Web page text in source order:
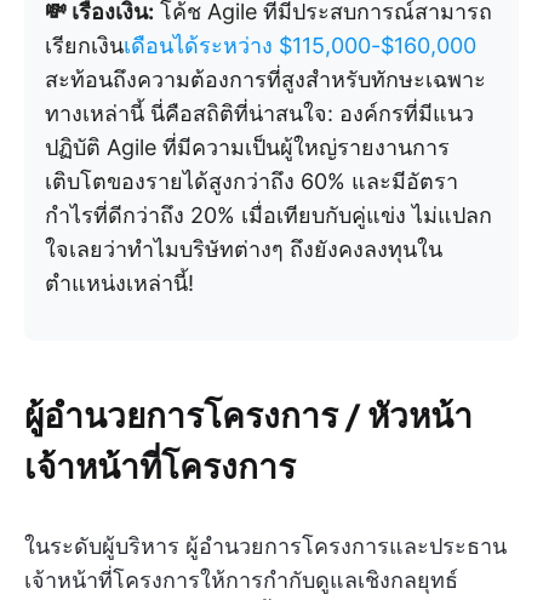
💸 เรื่องเงิน: โค้ช Agile ที่มีประสบการณ์สามารถ
เรียกเงินเดือนได้ระหว่าง $115,000-$160,000
สะท้อนถึงความต้องการที่สูงสำหรับทักษะเฉพาะ
ทางเหล่านี้ นี่คือสถิติที่น่าสนใจ: องค์กรที่มีแนว
ปฏิบัติ Agile ที่มีความเป็นผู้ใหญ่รายงานการ
เติบโตของรายได้สูงกว่าถึง 60% และมีอัตรา
กำไรที่ดีกว่าถึง 20% เมื่อเทียบกับคู่แข่ง ไม่แปลก
ใจเลยว่าทำไมบริษัทต่างๆ ถึงยังคงลงทุนใน
ตำแหน่งเหล่านี้!
ผู้อำนวยการโครงการ / หัวหน้า
เจ้าหน้าที่โครงการ
ในระดับผู้บริหาร ผู้อำนวยการโครงการและประธาน
เจ้าหน้าที่โครงการให้การกำกับดูแลเชิงกลยุทธ์